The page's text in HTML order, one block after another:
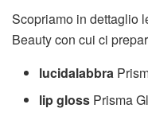
Scopriamo in dettaglio
Beauty con cui ci
lucidalabbra
lip gloss Prisma